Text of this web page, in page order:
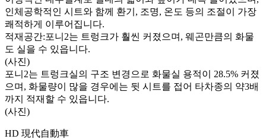
인체공학적인 시트와 함께 환기, 조명, 온도 등의 조절이 가장
쾌적하게 이루어집니다.
적재공간:포니2는 트렁크가 훨씬 커졌으며, 웨곤만큼의 화물
도 실을 수 있읍니다.
(사진)
포니2는 트렁크실의 구조 변경으로 화물실 용적이 28.5% 커졌
으며, 화물량이 많을 경우에는 뒷 시트를 접어 타차종의 약3배
까지 적재할 수 있읍니다.
(사진)
HD 現代自動車